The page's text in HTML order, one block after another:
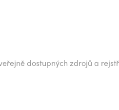
dostupných zdrojů a